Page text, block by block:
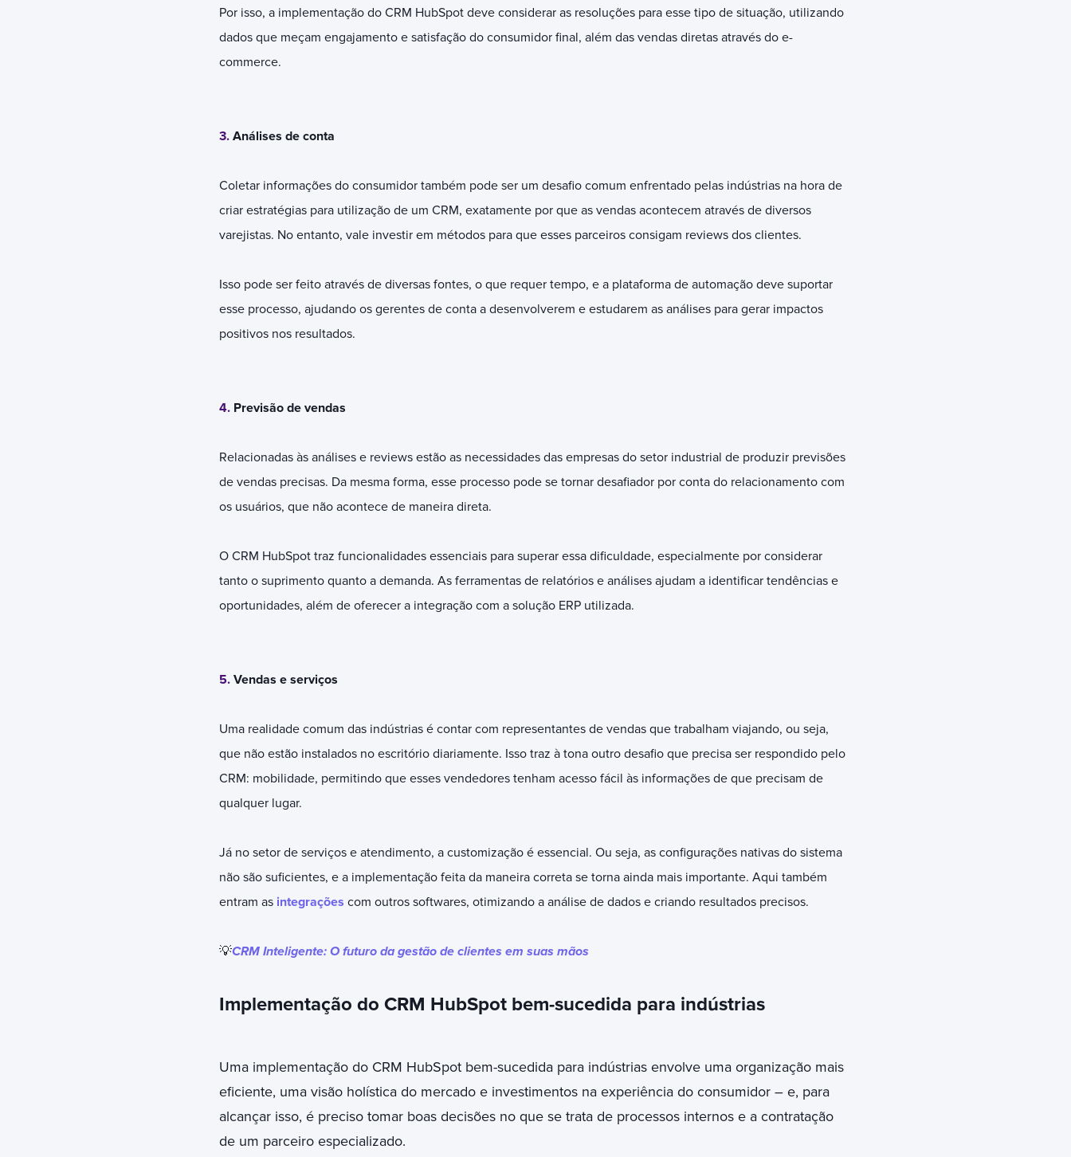
Por isso, a implementação do CRM HubSpot deve considerar as resoluções para esse tipo de situação, utilizando
dados que meçam engajamento e satisfação do consumidor final, além das vendas diretas através do e-
commerce.
3. Análises de conta
Coletar informações do consumidor também pode ser um desafio comum enfrentado pelas indústrias na hora de
criar estratégias para utilização de um CRM, exatamente por que as vendas acontecem através de diversos
varejistas. No entanto, vale investir em métodos para que esses parceiros consigam reviews dos clientes.
Isso pode ser feito através de diversas fontes, o que requer tempo, e a plataforma de automação deve suportar
esse processo, ajudando os gerentes de conta a desenvolverem e estudarem as análises para gerar impactos
positivos nos resultados.
4. Previsão de vendas
Relacionadas às análises e reviews estão as necessidades das empresas do setor industrial de produzir previsões
de vendas precisas. Da mesma forma, esse processo pode se tornar desafiador por conta do relacionamento com
os usuários, que não acontece de maneira direta.
O CRM HubSpot traz funcionalidades essenciais para superar essa dificuldade, especialmente por considerar
tanto o suprimento quanto a demanda. As ferramentas de relatórios e análises ajudam a identificar tendências e
oportunidades, além de oferecer a integração com a solução ERP utilizada.
5.Vendas e serviços
Uma realidade comum das indústrias é contar com representantes de vendas que trabalham viajando, ou seja,
que não estão instalados no escritório diariamente. Isso traz à tona outro desafio que precisa ser respondido pelo
CRM: mobilidade, permitindo que esses vendedores tenham acesso fácil às informações de que precisam de
qualquer lugar.
Já no setor de serviços e atendimento, a customização é essencial. Ou seja, as configurações nativas do sistema
não são suficientes, e a implementação feita da maneira correta se torna ainda mais importante. Aqui também
entram as integrações com outros softwares, otimizando a análise de dados e criando resultados precisos.
💡CRM Inteligente: O futuro da gestão de clientes em suas mãos
Implementação do CRM HubSpot bem-sucedida para indústrias
Uma implementação do CRM HubSpot bem-sucedida para indústrias envolve uma organização mais
eficiente, uma visão holística do mercado e investimentos na experiência do consumidor – e, para
alcançar isso, é preciso tomar boas decisões no que se trata de processos internos e a contratação
de um parceiro especializado.